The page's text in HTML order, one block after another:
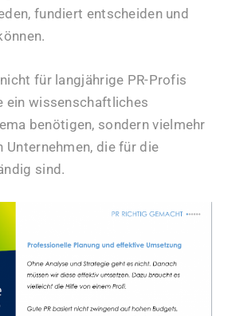
fundiert entscheiden und
für langjährige PR-Profis
ein wissenschaftliches
benötigen, sondern vielmehr
Unternehmen, die für die
sind.